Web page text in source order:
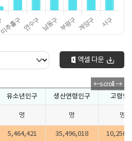
엑셀 다운
유소년인구 생산연령인구 고령인
명 명 명
5,464,421 35,496,018